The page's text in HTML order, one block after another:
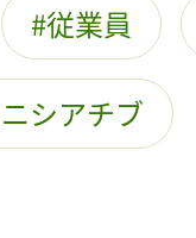
従業員
シアチブ